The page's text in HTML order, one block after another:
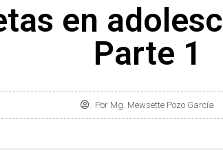
en
Parte 1
Por Mg. Mewsette Pozo García